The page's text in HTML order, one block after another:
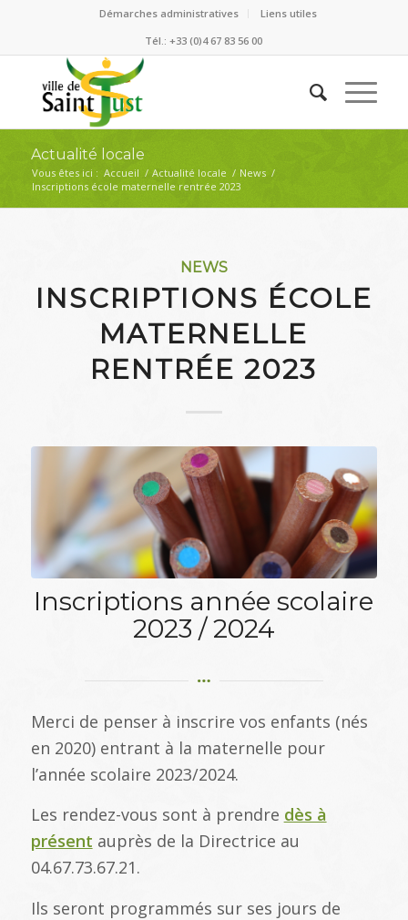
Démarches administratives
Liens utiles
Tél.: +33 (0)4 67 83 56 00
Actualité locale
Vous êtes ici : Accueil / Actualité locale / News /
Inscriptions école maternelle rentrée 2023
NEWS
INSCRIPTIONS ÉCOLE
MATERNELLE
RENTRÉE 2023
Inscriptions année scolaire
2023 / 2024
Merci de penser à inscrire vos enfants (nés
en 2020) entrant à la maternelle pour
l’année scolaire 2023/2024.
Les rendez-vous sont à prendre dès à
présent auprès de la Directrice au
04.67.73.67.21.
Ils seront programmés sur ses jours de